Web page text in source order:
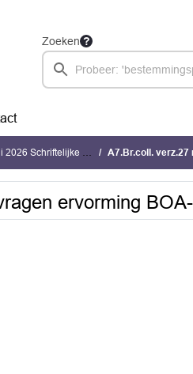
Zoeken
Stoker (PAC) over BOA-bestel A7.Br.coll. verz.27 mei 2026
ervorming